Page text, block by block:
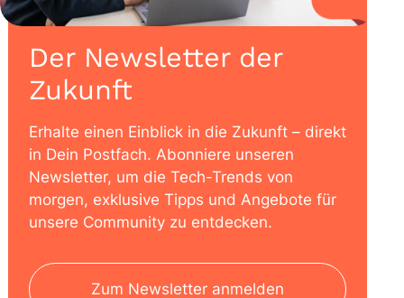
Der Newsletter der
Zukunft
Erhalte einen Einblick in die Zukunft – direkt
in Dein Postfach. Abonniere unseren
Newsletter, um die Tech-Trends von
morgen, exklusive Tipps und Angebote für
unsere Community zu entdecken.
Zum Newsletter anmelden